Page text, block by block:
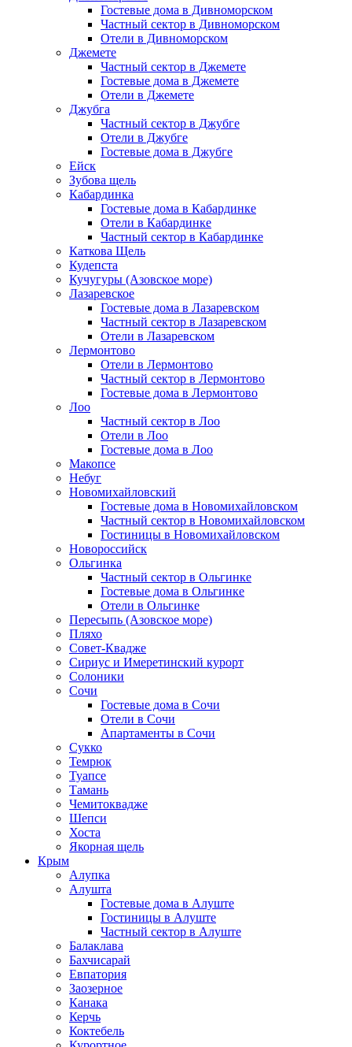
Гостевые дома в Дивноморском
Частный сектор в Дивноморском
Отели в Дивноморском
Джемете
Частный сектор в Джемете
Гостевые дома в Джемете
Отели в Джемете
Джубга
Частный сектор в Джубге
Отели в Джубге
Гостевые дома в Джубге
Ейск
Зубова щель
Кабардинка
Гостевые дома в Кабардинке
Отели в Кабардинке
Частный сектор в Кабардинке
Каткова Щель
Кудепста
Кучугуры (Азовское море)
Лазаревское
Гостевые дома в Лазаревском
Частный сектор в Лазаревском
Отели в Лазаревском
Лермонтово
Отели в Лермонтово
Частный сектор в Лермонтово
Гостевые дома в Лермонтово
Лоо
Частный сектор в Лоо
Отели в Лоо
Гостевые дома в Лоо
Макопсе
Небуг
Новомихайловский
Гостевые дома в Новомихайловском
Частный сектор в Новомихайловском
Гостиницы в Новомихайловском
Новороссийск
Ольгинка
Частный сектор в Ольгинке
Гостевые дома в Ольгинке
Отели в Ольгинке
Пересыпь (Азовское море)
Пляхо
Совет-Квадже
Сириус и Имеретинский курорт
Солоники
Сочи
Гостевые дома в Сочи
Отели в Сочи
Апартаменты в Сочи
Сукко
Темрюк
Туапсе
Тамань
Чемитоквадже
Шепси
Хоста
Якорная щель
Крым
Алупка
Алушта
Гостевые дома в Алуште
Гостиницы в Алуште
Частный сектор в Алуште
Балаклава
Бахчисарай
Евпатория
Заозерное
Канака
Керчь
Коктебель